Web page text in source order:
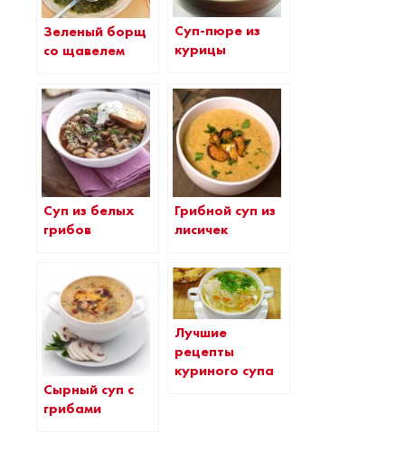
Зеленый борщ
со щавелем
Суп-пюре из
курицы
Суп из белых
грибов
Грибной суп из
лисичек
Сырный суп с
грибами
Лучшие
рецепты
куриного супа